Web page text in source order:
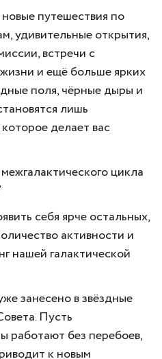
путешествия по
удивительные открытия,
встречи с
и ещё больше ярких
поля, чёрные дыры и
лишь
делает вас
цикла
себя ярче остальных,
активности и
нашей галактической
занесено в звёздные
Пусть
работают без перебоев,
к новым